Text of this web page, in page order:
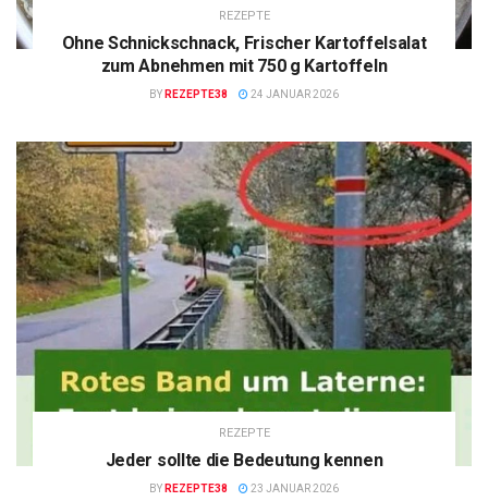
REZEPTE
Ohne Schnickschnack, Frischer Kartoffelsalat
zum Abnehmen mit 750 g Kartoffeln
BY REZEPTE38 24 JANUAR 2026
REZEPTE
Jeder sollte die Bedeutung kennen
BY REZEPTE38 23 JANUAR 2026